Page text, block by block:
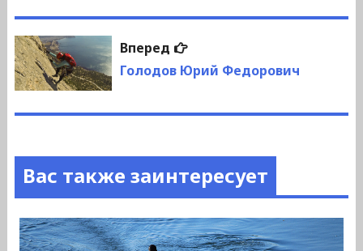
Вперед
Следующая
запись:
Голодов Юрий Федорович
Вас также заинтересует